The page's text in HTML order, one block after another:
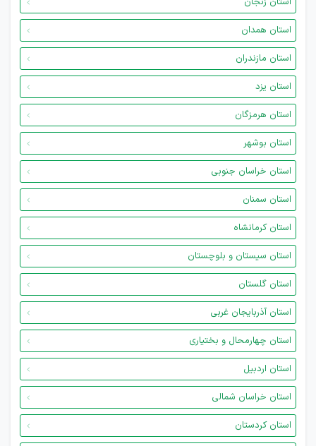
استان همدان
استان مازندران
استان یزد
استان هرمزگان
استان بوشهر
استان خراسان جنوبی
استان سمنان
استان کرمانشاه
استان سیستان و بلوچستان
استان گلستان
استان آذربایجان غربی
استان چهارمحال و بختیاری
استان اردبیل
استان خراسان شمالی
استان کردستان